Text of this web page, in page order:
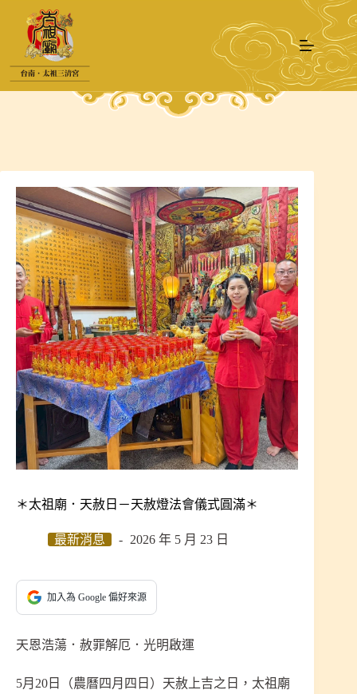
要
＊太祖廟．天赦日－天赦燈法會儀式圓滿＊
最新消息 2026 年 5 月 23 日
加入為 Google 偏好來源
天恩浩蕩．赦罪解厄．光明啟運
5月20日（農曆四月四日）天赦上吉之日，太祖廟